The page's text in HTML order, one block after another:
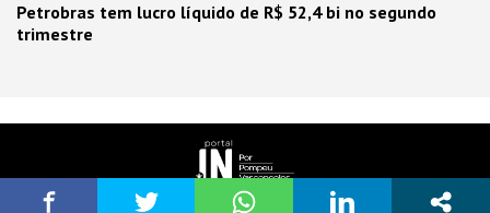
Petrobras tem lucro líquido de R$ 52,4 bi no segundo
trimestre